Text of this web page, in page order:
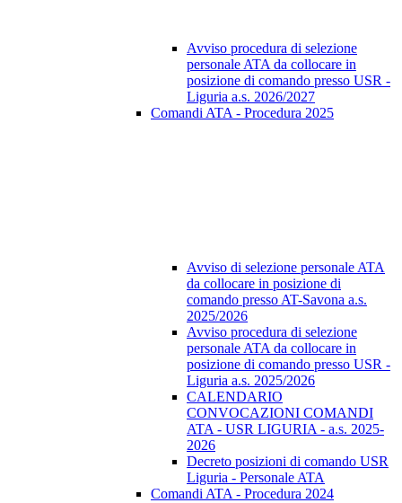
Avviso procedura di selezione
personale ATA da collocare in
posizione di comando presso USR -
Liguria a.s. 2026/2027
Comandi ATA - Procedura 2025
Avviso di selezione personale ATA
da collocare in posizione di
comando presso AT-Savona a.s.
2025/2026
Avviso procedura di selezione
personale ATA da collocare in
posizione di comando presso USR -
Liguria a.s. 2025/2026
CALENDARIO
CONVOCAZIONI COMANDI
ATA - USR LIGURIA - a.s. 2025-
2026
Decreto posizioni di comando USR
Liguria - Personale ATA
Comandi ATA - Procedura 2024